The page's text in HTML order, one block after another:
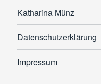
Katharina Münz
Datenschutzerklärung
Impressum